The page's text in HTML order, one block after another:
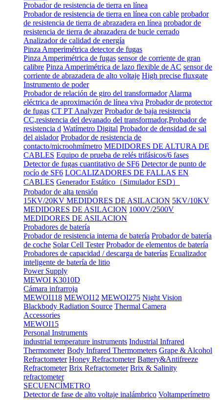
Probador de resistencia de tierra en línea
Probador de resistencia de tierra en línea con cable probador
de resistencia de tierra de abrazadera en línea probador de
resistencia de tierra de abrazadera de bucle cerrado
Analizador de calidad de energía
Pinza Amperimétrica detector de fugas
Pinza Amperimétrica de fugas sensor de corriente de gran
calibre Pinza Amperimétrica de lazo flexible de AC sensor de
corriente de abrazadera de alto voltaje High precise fluxgate
Instrumento de poder
Probador de relación de giro del transformador Alarma
eléctrica de aproximación de línea viva Probador de protector
de fugas CT PT Analyzer Probador de baja resistencia
CC,resistencia del devanado del transformador,Probador de
resistencia d Watímetro Digital Probador de densidad de sal
del aislador Probador de resistencia de
contacto/microohmímetro MEDIDORES DE ALTURA DE
CABLES Equipo de prueba de relés trifásicos/6 fases
Detector de fugas cuantitativo de SF6 Detector de punto de
rocío de SF6 LOCALIZADORES DE FALLAS EN
CABLES Generador Estático（Simulador ESD）
Probador de alta tensión
15KV/20KV MEDIDORES DE ASILACION 5KV/10KV
MEDIDORES DE ASILACION 1000V/2500V
MEDIDORES DE ASILACION
Probadores de batería
Probador de resistencia interna de batería Probador de batería
de coche Solar Cell Tester Probador de elementos de batería
Probadores de capacidad / descarga de baterías Ecualizador
inteligente de batería de litio
Power Supply
MEWOI K3010D
Cámara infrarroja
MEWOI118 MEWOI12 MEWOI275 Night Vision
Blackbody Radiation Source Thermal Camera
Accessories
MEWOI15
Personal Instruments
industrial temperature instruments Industrial Infrared
Thermometer Body Infrared Thermometers Grape & Alcohol
Refractometer Honey Refractometer Battery&Antifreeze
Refractometer Brix Refractometer Brix & Salinity
refractometer
SECUENCÍMETRO
Detector de fase de alto voltaje inalámbrico Voltamperímetro